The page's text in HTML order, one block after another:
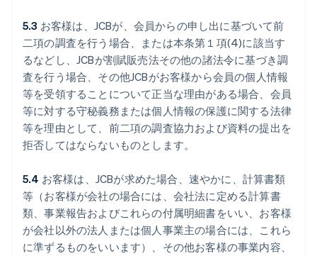
5.3 お客様は、JCBが、会員からの申し出に基づいて前
二項の調査を行う場合、または本条第１項(4)に該当す
るなどし、JCBが割賦販売法その他の諸法令に基づき調
査を行う場合、その他JCBがお客様から会員の個人情報
等を受領することについて正当な理由がある場合、会員
等に対する守秘義務または個人情報の保護に関する法律
等を理由として、前二項の調査協力および資料の提出を
拒否してはならないものとします。
5.4 お客様は、JCBが求めた場合、速やかに、計算書類
等（お客様が会社の場合には、会社法に定める計算書
類、事業報告およびこれらの付属明細書をいい、お客様
が会社以外の法人または個人事業主の場合には、これら
に準ずるものをいいます）、その他お客様の事業内容、